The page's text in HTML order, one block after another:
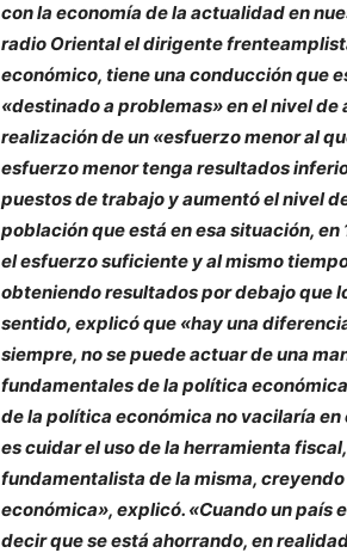
con la economía de la actualidad en
radio Oriental el dirigente
económico, tiene una conducción que
«destinado a problemas» en el nivel
realización de un «esfuerzo menor al
esfuerzo menor tenga resultados
puestos de trabajo y aumentó el nivel
población que está en esa situación,
el esfuerzo suficiente y al mismo
obteniendo resultados por debajo que
sentido, explicó que «hay una
siempre, no se puede actuar de una
fundamentales de la política
de la política económica no vacilaría
es cuidar el uso de la herramienta
fundamentalista de la misma,
económica», explicó. «Cuando un país
decir que se está ahorrando, en